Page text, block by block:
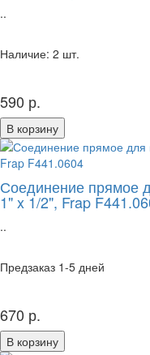
..
Наличие: 2 шт.
590 р.
В корзину
Соединение прямое
1" x 1/2", Frap
..
Предзаказ 1-5 дней
670 р.
В корзину